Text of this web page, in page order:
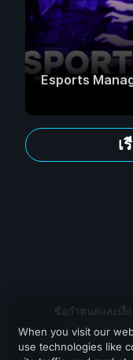
Esports
เ
ข้อกำหนดและเงื่
When you visit our
use technologies like